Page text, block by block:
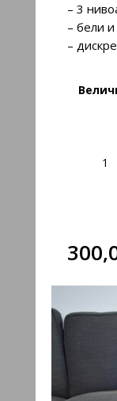
– 3
– бели
–